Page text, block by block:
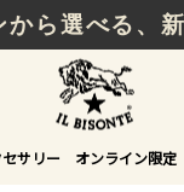
から選べる、
セサリー オンライン限定